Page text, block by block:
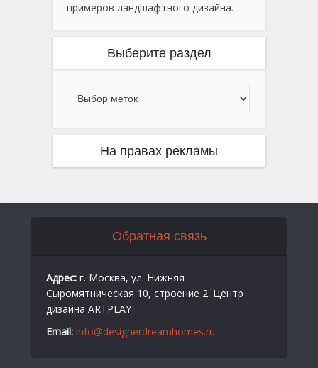
примеров ландшафтного дизайна.
Выберите раздел
На правах рекламы
Обратная связь
Адрес: г. Москва, ул. Нижняя
Сыромятническая 10, строение 2. Центр
дизайна ARTPLAY
Email: info@designerdreamhomes.ru